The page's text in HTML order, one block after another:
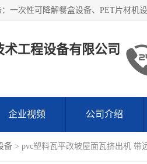
工程设备有限公司
企业视频 公司介绍
备 > pvc塑料瓦平改坡屋面瓦挤出机 带